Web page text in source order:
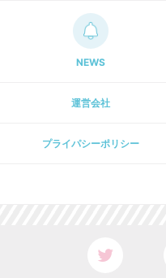
NEWS
運営会社
プライパシーポリシー